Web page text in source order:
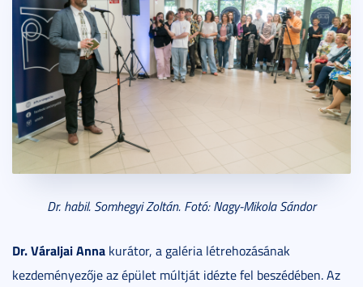
Dr. habil. Somhegyi Zoltán. Fotó: Nagy-Mikola Sándor
Dr. Váraljai Anna kurátor, a galéria létrehozásának
kezdeményezője az épület múltját idézte fel beszédében. Az